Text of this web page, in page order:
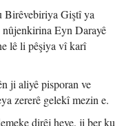
Birêvebiriya Giştî ya
Eyn Darayê
lê li pêşiya vî karî
ji aliyê pisporan ve
zererê gelekî mezin e.
dirêj heye, ji ber ku